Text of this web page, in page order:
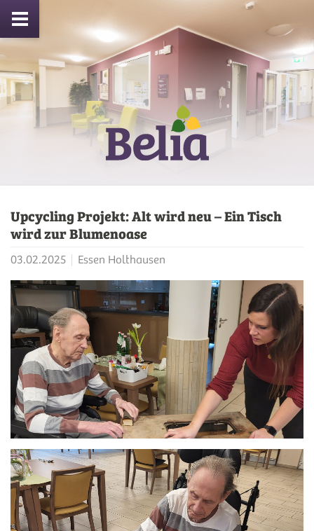
Upcycling Projekt: Alt wird neu – Ein Tisch
wird zur Blumenoase
03.02.2025 Essen Holthausen